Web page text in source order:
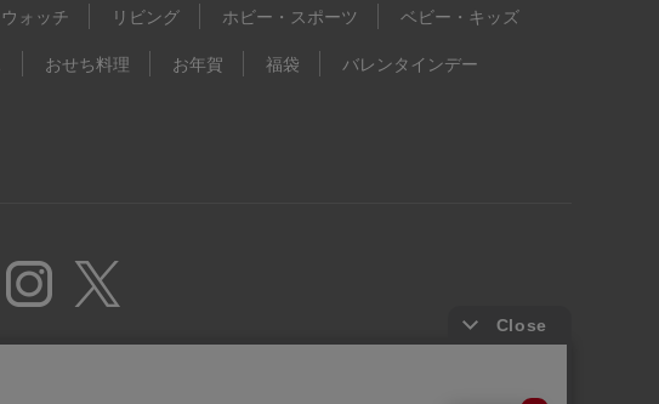
ウォッチ リビング ホビー・スポーツ ベビー・キッズ
おせち料理 お年賀 福袋
バレンタインデー